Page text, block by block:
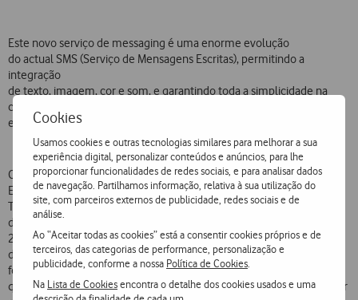
Cookies
Usamos cookies e outras tecnologias similares para melhorar a sua
experiência digital, personalizar conteúdos e anúncios, para lhe
proporcionar funcionalidades de redes sociais, e para analisar dados
de navegação. Partilhamos informação, relativa à sua utilização do
site, com parceiros externos de publicidade, redes sociais e de
análise.
Ao “Aceitar todas as cookies” está a consentir cookies próprios e de
terceiros, das categorias de performance, personalização e
publicidade, conforme a nossa Política de Cookies
Na Lista de Cookiesencontra o detalhe dos cookies usados e uma
Este novo serviço de messaging é uma enorme evolução
do actual SMS (Serviço de Mensagens Escritas), permitindo a
integração
de texto, imagem, cor e som, e garantindo toda a simplicidade na
composição,
envio e recepção de mensagens do seu predecessor.
O primeiro equipamento que permite utilizar o MMS é o Sony
Ericsson
T68i que estará disponível nas Lojas Vodafone, a partir de 11
de Maio, juntamente com a câmara fotográfica Communicam MCA-
20,
da Sony Ericsson. Em conjunto com o T68i, esta câmara permite tirar
fotografias
que podem ser enviadas numa mensagem multimédia de onde quer